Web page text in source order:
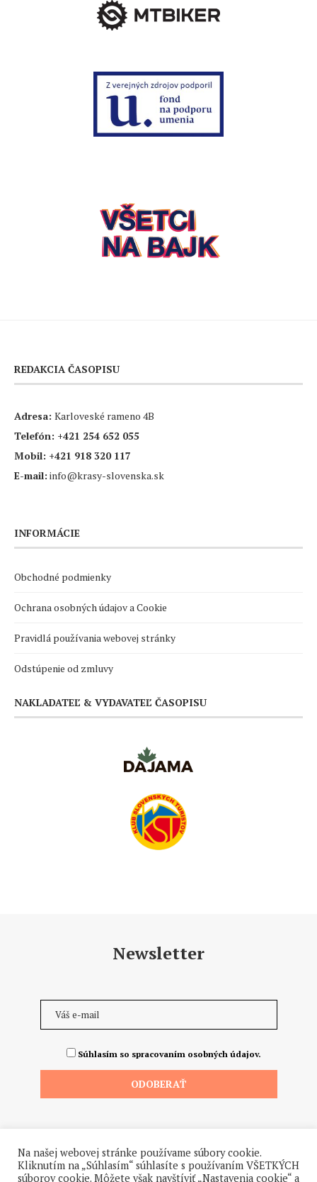
REDAKCIA ČASOPISU
Adresa: Karloveské rameno 4B
Telefón: +421 254 652 055
Mobil: +421 918 320 117
E-mail: info@krasy-slovenska.sk
INFORMÁCIE
Obchodné podmienky
Ochrana osobných údajov a Cookie
Pravidlá používania webovej stránky
Odstúpenie od zmluvy
NAKLADATEĽ & VYDAVATEĽ ČASOPISU
Newsletter
Súhlasím so spracovaním osobných údajov.
Na našej webovej stránke používame súbory cookie.
Kliknutím na „Súhlasím“ súhlasíte s používaním VŠETKÝCH
súborov cookie. Môžete však navštíviť „Nastavenia cookie“ a